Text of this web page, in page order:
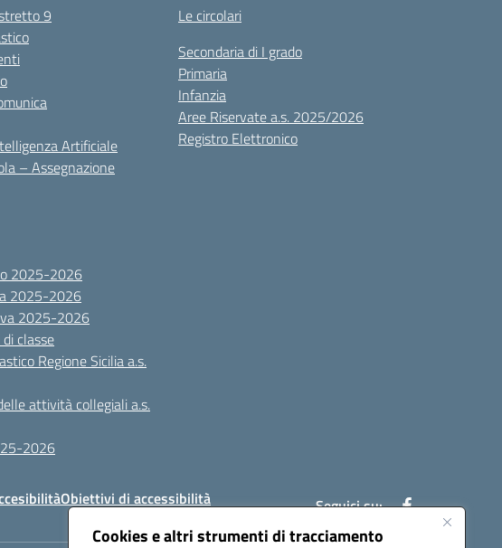
Cookies e altri strumenti di tracciamento
9
Artificiale
– Assegnazione
2025-2026
2025-2026
2025-2026
classe
Regione Sicilia a.s.
attività collegiali a.s.
2026
Le circolari
Secondaria di I grado
Primaria
Infanzia
Aree Riservate a.s. 2025/2026
Registro Elettronico
Obiettivi di accessibilità Seguici su: